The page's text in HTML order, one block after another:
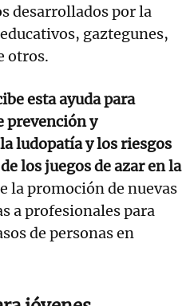
desarrollados por la
gaztegunes,
otros.
esta ayuda para
prevención y
ludopatía y los riesgos
los juegos de azar en la
la promoción de nuevas
a profesionales para
de personas en